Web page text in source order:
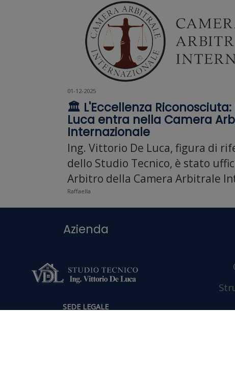
01-12-2025
🏛️ L'Eccellenza Riconosciuta:
Luca entra nella Camera
Internazionale
Ing. Vittorio De Luca, figura di
dello Studio Tecnico, è stato
Arbitro della Camera Arbitrale
Raffaella
SEDE LEGALE